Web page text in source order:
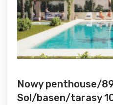
Nowy penthouse/
Sol/basen/tarasy